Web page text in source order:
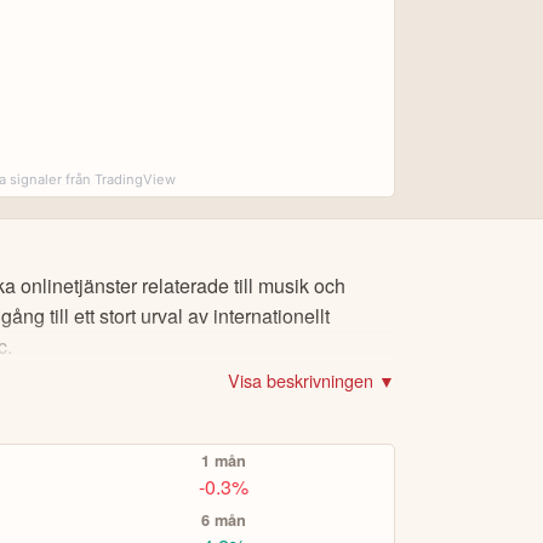
och adress.
PayPal.
Volvo-aktien eller Bitcoin), om du vill köpa
eToro Academy, nyheter, smidiga verktyg
signaler från TradingView
onlinetjänster relaterade till musik och
till ett stort urval av internationellt
Visa beskrivningen ▼
1 mån
-0.3%
6 mån